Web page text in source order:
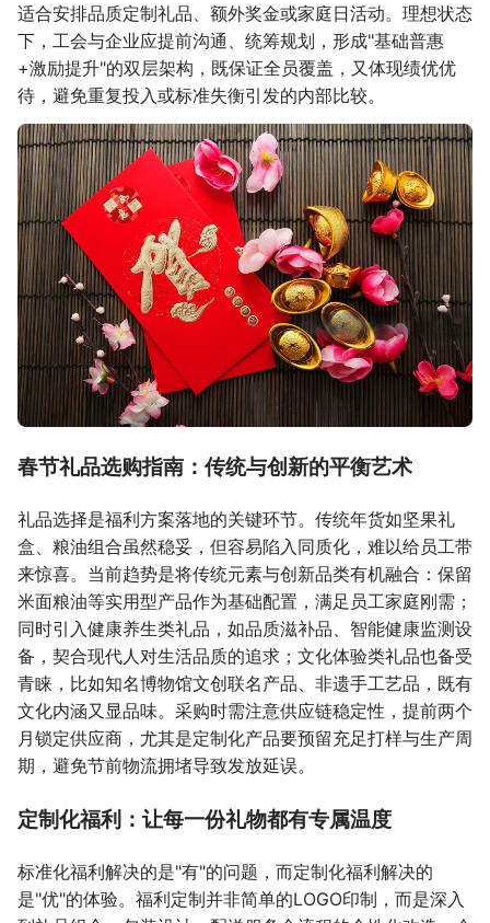
适合安排品质定制礼品、额外奖金或家庭日活动。理想状态
下，工会与企业应提前沟通、统筹规划，形成"基础普惠
+激励提升"的双层架构，既保证全员覆盖，又体现绩优优
待，避免重复投入或标准失衡引发的内部比较。
春节礼品选购指南：传统与创新的平衡艺术
礼品选择是福利方案落地的关键环节。传统年货如坚果礼
盒、粮油组合虽然稳妥，但容易陷入同质化，难以给员工带
来惊喜。当前趋势是将传统元素与创新品类有机融合：保留
米面粮油等实用型产品作为基础配置，满足员工家庭刚需；
同时引入健康养生类礼品，如品质滋补品、智能健康监测设
备，契合现代人对生活品质的追求；文化体验类礼品也备受
青睐，比如知名博物馆文创联名产品、非遗手工艺品，既有
文化内涵又显品味。采购时需注意供应链稳定性，提前两个
月锁定供应商，尤其是定制化产品要预留充足打样与生产周
期，避免节前物流拥堵导致发放延误。
定制化福利：让每一份礼物都有专属温度
标准化福利解决的是"有"的问题，而定制化福利解决的
是"优"的体验。福利定制并非简单的LOGO印制，而是深入